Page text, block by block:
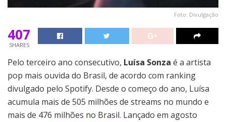
Foto: Divulgação
407
SHARES
Pelo terceiro ano consecutivo, Luísa Sonza é a artista
pop mais ouvida do Brasil, de acordo com ranking
divulgado pelo Spotify. Desde o começo do ano, Luísa
acumula mais de 505 milhões de streams no mundo e
mais de 476 milhões no Brasil. Lançado em agosto